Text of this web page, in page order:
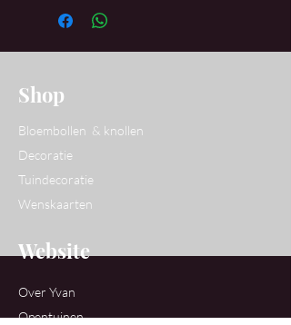
Shop
Bloembollen & knollen
Decoratie
Tuindecoratie
Wenskaarten
Over Yvan
Opentuinen
Website